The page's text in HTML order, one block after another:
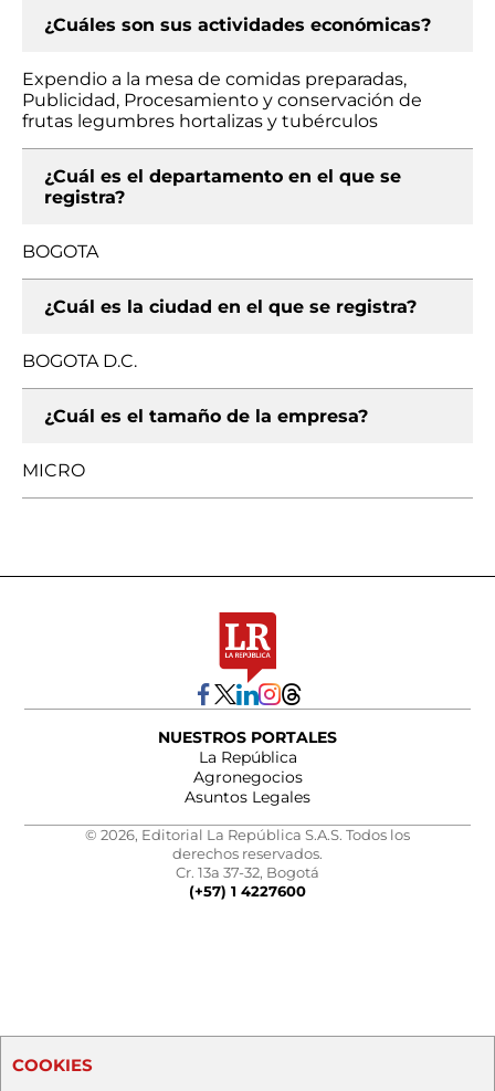
¿Cuáles son sus actividades económicas?
Expendio a la mesa de comidas preparadas,
Publicidad, Procesamiento y conservación de
frutas legumbres hortalizas y tubérculos
¿Cuál es el departamento en el que se
registra?
BOGOTA
¿Cuál es la ciudad en el que se registra?
BOGOTA D.C.
¿Cuál es el tamaño de la empresa?
MICRO
NUESTROS PORTALES
La República
Agronegocios
Asuntos Legales
© 2026, Editorial La República S.A.S. Todos los
derechos reservados.
Cr. 13a 37-32, Bogotá
(+57) 1 4227600
COOKIES